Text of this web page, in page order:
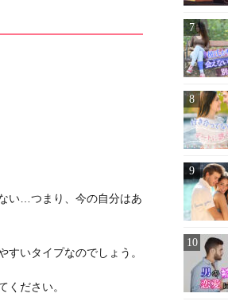
い…つまり、今の自分はあ
いタイプなのでしょう。
ください。